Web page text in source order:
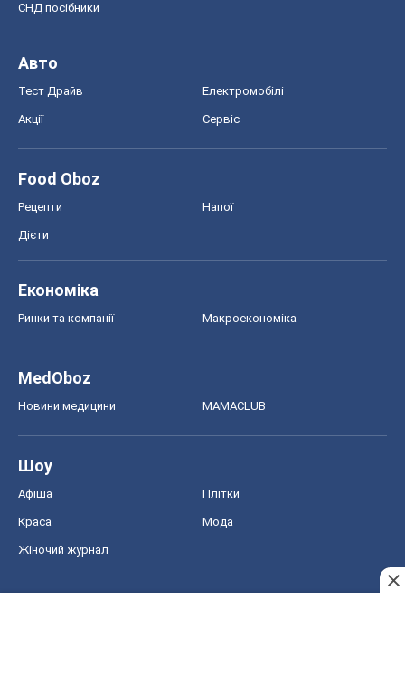
СНД посібники
Авто
Тест Драйв Електромобілі
Акції Сервіс
Food Oboz
Рецепти Напої
Дієти
Економіка
Ринки та компанії Макроекономіка
MedOboz
Новини медицини MAMACLUB
Шоу
Афіша Плітки
Краса Мода
Жіночий журнал